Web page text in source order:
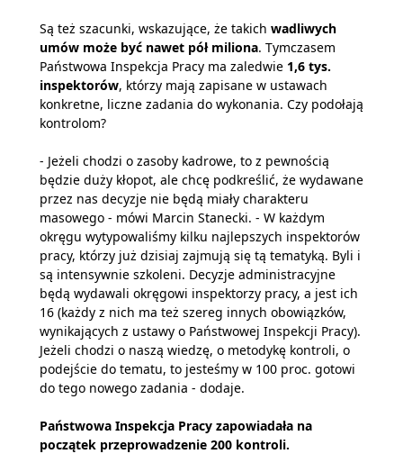
Są też szacunki, wskazujące, że takich wadliwych
umów może być nawet pół miliona. Tymczasem
Państwowa Inspekcja Pracy ma zaledwie 1,6 tys.
inspektorów, którzy mają zapisane w ustawach
konkretne, liczne zadania do wykonania. Czy podołają
kontrolom?
- Jeżeli chodzi o zasoby kadrowe, to z pewnością
będzie duży kłopot, ale chcę podkreślić, że wydawane
przez nas decyzje nie będą miały charakteru
masowego - mówi Marcin Stanecki. - W każdym
okręgu wytypowaliśmy kilku najlepszych inspektorów
pracy, którzy już dzisiaj zajmują się tą tematyką. Byli i
są intensywnie szkoleni. Decyzje administracyjne
będą wydawali okręgowi inspektorzy pracy, a jest ich
16 (każdy z nich ma też szereg innych obowiązków,
wynikających z ustawy o Państwowej Inspekcji Pracy).
Jeżeli chodzi o naszą wiedzę, o metodykę kontroli, o
podejście do tematu, to jesteśmy w 100 proc. gotowi
do tego nowego zadania - dodaje.
Państwowa Inspekcja Pracy zapowiadała na
początek przeprowadzenie 200 kontroli.